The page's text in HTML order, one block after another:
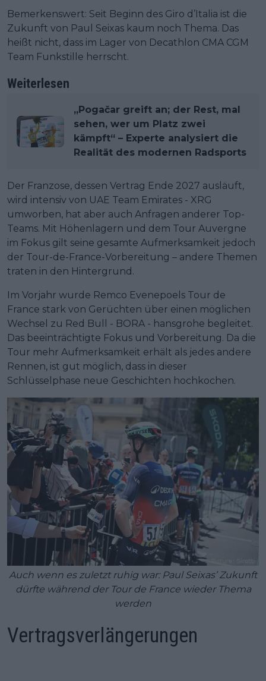
Bemerkenswert: Seit Beginn des Giro d’Italia ist die
Zukunft von Paul Seixas kaum noch Thema. Das
heißt nicht, dass im Lager von Decathlon CMA CGM
Team Funkstille herrscht.
Weiterlesen
„Pogačar greift an; der Rest, mal
sehen, wer um Platz zwei
kämpft“ – Experte analysiert die
Realität des modernen Radsports
Der Franzose, dessen Vertrag Ende 2027 ausläuft,
wird intensiv von UAE Team Emirates - XRG
umworben, hat aber auch Anfragen anderer Top-
Teams. Mit Höhenlagern und dem Tour Auvergne
im Fokus gilt seine gesamte Aufmerksamkeit jedoch
der Tour-de-France-Vorbereitung – andere Themen
traten in den Hintergrund.
Im Vorjahr wurde Remco Evenepoels Tour de
France stark von Gerüchten über einen möglichen
Wechsel zu Red Bull - BORA - hansgrohe begleitet.
Das beeinträchtigte Fokus und Vorbereitung. Da die
Tour mehr Aufmerksamkeit erhält als jedes andere
Rennen, ist gut möglich, dass in dieser
Schlüsselphase neue Geschichten hochkochen.
Auch wenn es zuletzt ruhig war: Paul Seixas’ Zukunft
dürfte während der Tour de France wieder Thema
werden
Vertragsverlängerungen